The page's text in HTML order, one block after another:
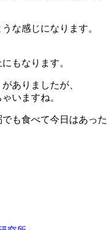
な感じになります。
もなります。
ありましたが、
いますね。
も食べて今日はあった